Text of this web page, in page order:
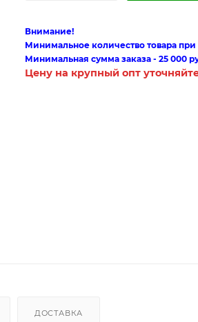
Внимание!
Минимальное количество товара при
Минимальная сумма заказа - 25 000
Цену на крупный опт
ДОСТАВКА